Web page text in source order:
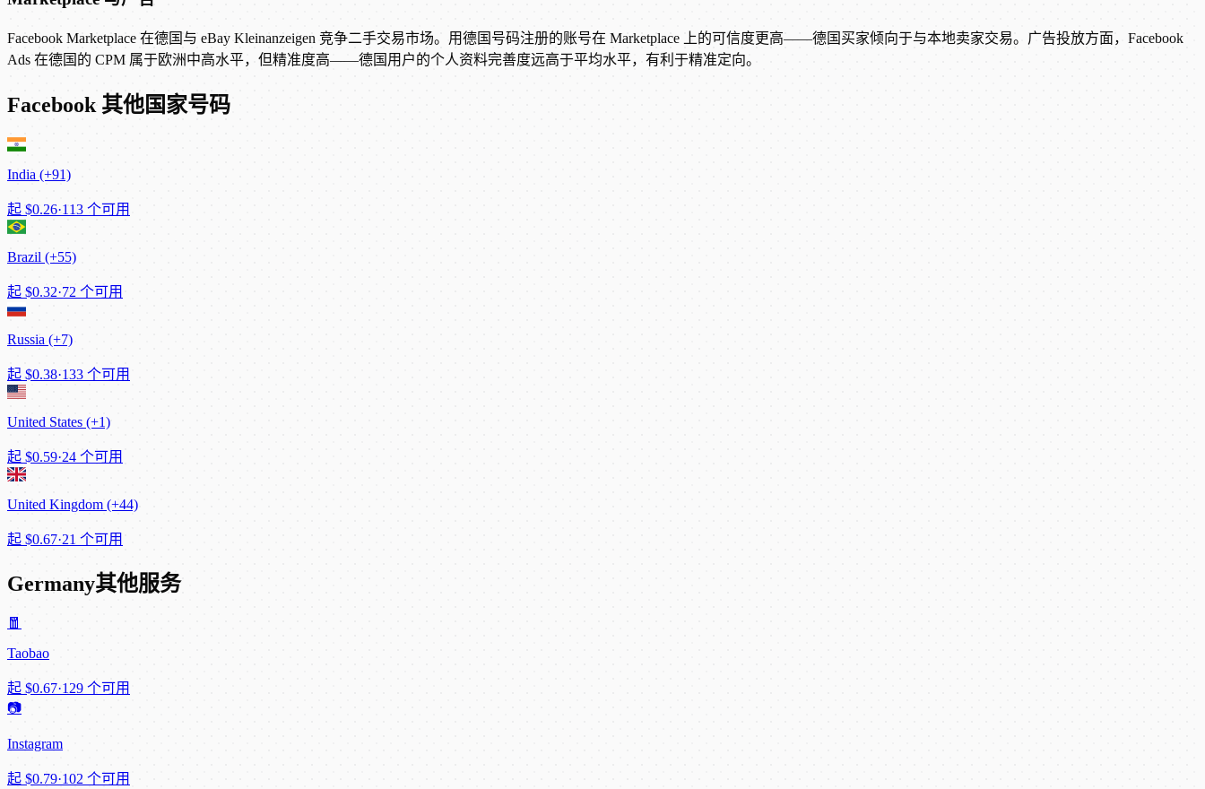
Facebook Marketplace 在德国与 eBay Kleinanzeigen 竞争二手交易市场。用德国号码注册的账号在 Marketplace 上的可信度更高——德国买家倾向于与本地卖家交易。广告投放方面，Facebook
Ads 在德国的 CPM 属于欧洲中高水平，但精准度高——德国用户的个人资料完善度远高于平均水平，有利于精准定向。
Facebook 其他国家号码
India (+91)
起 $0.26·113 个可用
Brazil (+55)
起 $0.32·72 个可用
Russia (+7)
起 $0.38·133 个可用
United States (+1)
起 $0.59·24 个可用
United Kingdom (+44)
起 $0.67·21 个可用
Germany其他服务
🧧
Taobao
起 $0.67·129 个可用
📷
Instagram
起 $0.79·102 个可用